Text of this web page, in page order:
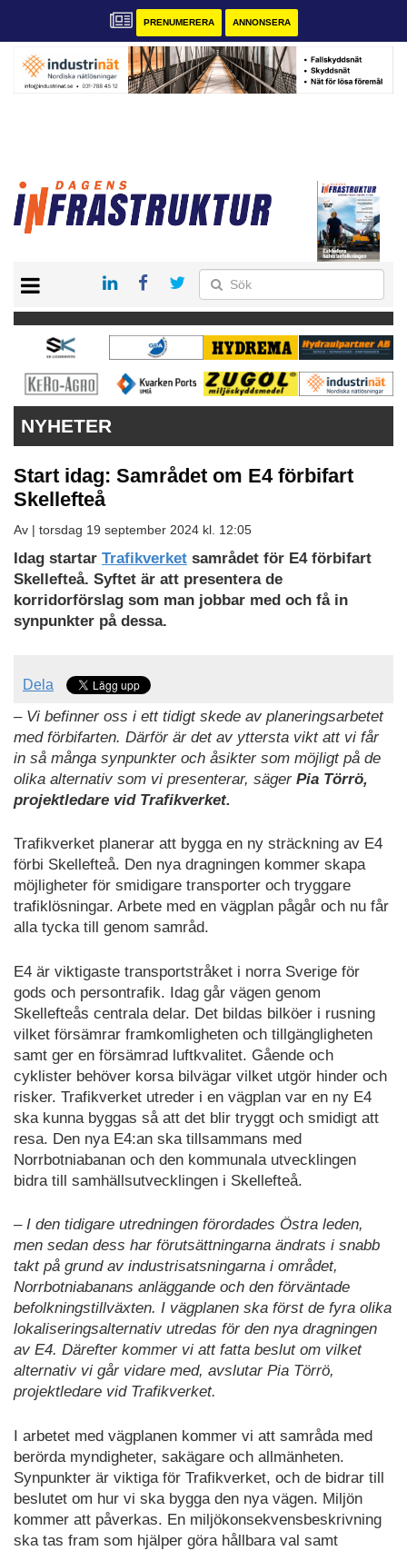
PRENUMERERA ANNONSERA
KONTAKT
VÅRA ANDRA MAGASIN
PRENUMERERA
NYHETER
Start idag: Samrådet om E4 förbifart
Skellefteå
Av | torsdag 19 september 2024 kl. 12:05
Idag startar Trafikverket samrådet för E4 förbifart
Skellefteå. Syftet är att presentera de
korridorförslag som man jobbar med och få in
synpunkter på dessa.
Dela
– Vi befinner oss i ett tidigt skede av planeringsarbetet
med förbifarten. Därför är det av yttersta vikt att vi får
in så många synpunkter och åsikter som möjligt på de
olika alternativ som vi presenterar, sägerPia Törrö,
projektledare vid Trafikverket.
Trafikverket planerar att bygga en ny sträckning av E4
förbi Skellefteå. Den nya dragningen kommer skapa
möjligheter för smidigare transporter och tryggare
trafiklösningar. Arbete med en vägplan pågår och nu får
alla tycka till genom samråd.
E4 är viktigaste transportstråket i norra Sverige för
gods och persontrafik. Idag går vägen genom
Skellefteås centrala delar. Det bildas bilköer i rusning
vilket försämrar framkomligheten och tillgängligheten
samt ger en försämrad luftkvalitet. Gående och
cyklister behöver korsa bilvägar vilket utgör hinder och
risker. Trafikverket utreder i en vägplan var en ny E4
ska kunna byggas så att det blir tryggt och smidigt att
resa. Den nya E4:an ska tillsammans med
Norrbotniabanan och den kommunala utvecklingen
bidra till samhällsutvecklingen i Skellefteå.
– I den tidigare utredningen förordades Östra leden,
men sedan dess har förutsättningarna ändrats i snabb
takt på grund av industrisatsningarna i området,
Norrbotniabanans anläggande och den förväntade
befolkningstillväxten. I vägplanen ska först de fyra olika
lokaliseringsalternativ utredas för den nya dragningen
av E4. Därefter kommer vi att fatta beslut om vilket
alternativ vi går vidare med, avslutar Pia Törrö,
projektledare vid Trafikverket.
I arbetet med vägplanen kommer vi att samråda med
berörda myndigheter, sakägare och allmänheten.
Synpunkter är viktiga för Trafikverket, och de bidrar till
beslutet om hur vi ska bygga den nya vägen. Miljön
kommer att påverkas. En miljökonsekvensbeskrivning
ska tas fram som hjälper göra hållbara val samt